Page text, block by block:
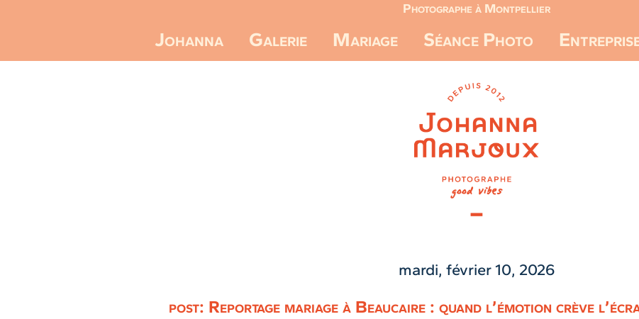
Photographe à Montpellier
Johanna Galerie Mariage Séance Photo
mardi, février 10, 2026
post: Reportage mariage à Beaucaire : quand l’émotion crève